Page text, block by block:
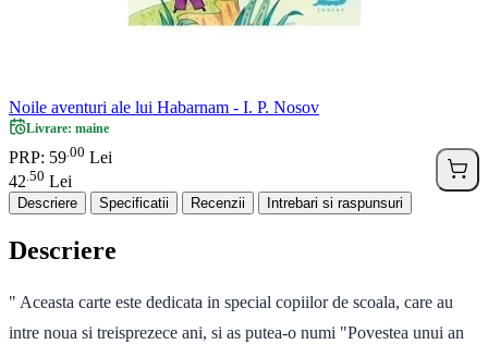
Noile aventuri ale lui Habarnam - I. P. Nosov
Livrare: maine
PRP: 59 00 Lei
42 50 Lei
Descriere Specificatii Recenzii Intrebari si raspunsuri
Descriere
" Aceasta carte este dedicata in special copiilor de scoala, care au
intre noua si treisprezece ani, si as putea-o numi "Povestea unui an